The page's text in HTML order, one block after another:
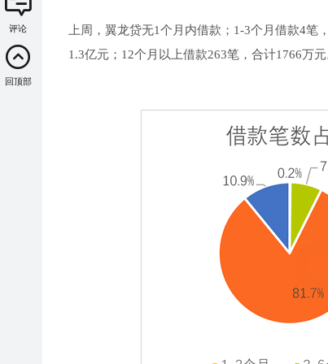
上周，翼龙贷无1个月内借款；1-3个月借款4
1.3亿元；12个月以上借款263笔，合计1766万
评论
回顶部